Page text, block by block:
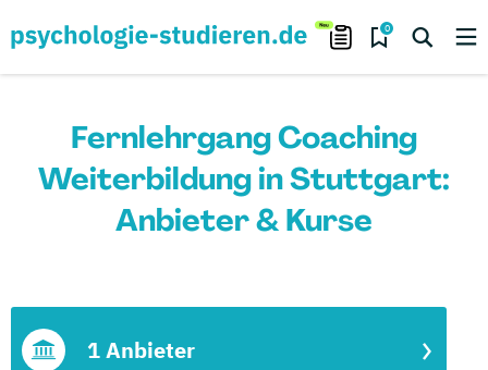
0
Fernlehrgang Coaching
Weiterbildung in Stuttgart:
Anbieter & Kurse
1 Anbieter